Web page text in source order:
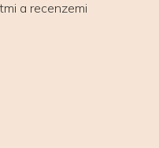
a recenzemi